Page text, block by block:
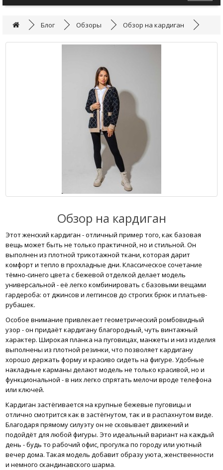
Блог Обзоры Обзор на кардиган
Обзор на кардиган
Этот женский кардиган - отличный пример того, как базовая
вещь может быть не только практичной, но и стильной. Он
выполнен из плотной трикотажной ткани, которая дарит
комфорт и тепло в прохладные дни. Классическое сочетание
тёмно-синего цвета с бежевой отделкой делает модель
универсальной - её легко комбинировать с базовыми вещами
гардероба: от джинсов и леггинсов до строгих брюк и платьев-
рубашек.
Особое внимание привлекает геометрический ромбовидный
узор - он придаёт кардигану благородный, чуть винтажный
характер. Широкая планка на пуговицах, манжеты и низ изделия
выполнены из плотной резинки, что позволяет кардигану
хорошо держать форму и красиво сидеть на фигуре. Удобные
накладные карманы делают модель не только красивой, но и
функциональной - в них легко спрятать мелочи вроде телефона
или ключей.
Кардиган застёгивается на крупные бежевые пуговицы и
отлично смотрится как в застёгнутом, так и в распахнутом виде.
Благодаря прямому силуэту он не сковывает движений и
подойдёт для любой фигуры. Это идеальный вариант на каждый
день - будь то рабочий офис, прогулка по городу или уютный
вечер дома. Такая модель добавит образу уюта, женственности
и немного скандинавского шарма.